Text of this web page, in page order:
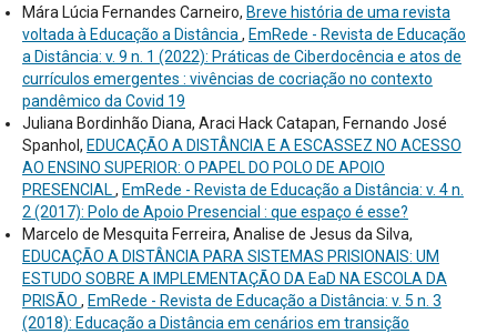
Mára Lúcia Fernandes Carneiro, Breve história de uma revista
voltada à Educação a Distância , EmRede - Revista de Educação
a Distância: v. 9 n. 1 (2022): Práticas de Ciberdocência e atos de
currículos emergentes : vivências de cocriação no contexto
pandêmico da Covid 19
Juliana Bordinhão Diana, Araci Hack Catapan, Fernando José
Spanhol, EDUCAÇÃO A DISTÂNCIA E A ESCASSEZ NO ACESSO
AO ENSINO SUPERIOR: O PAPEL DO POLO DE APOIO
PRESENCIAL , EmRede - Revista de Educação a Distância: v. 4 n.
2 (2017): Polo de Apoio Presencial : que espaço é esse?
Marcelo de Mesquita Ferreira, Analise de Jesus da Silva,
EDUCAÇÃO A DISTÂNCIA PARA SISTEMAS PRISIONAIS: UM
ESTUDO SOBRE A IMPLEMENTAÇÃO DA EaD NA ESCOLA DA
PRISÃO , EmRede - Revista de Educação a Distância: v. 5 n. 3
(2018): Educação a Distância em cenários em transição